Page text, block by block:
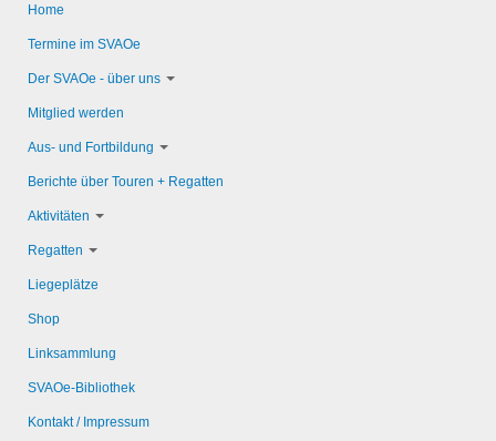
Home
Termine im SVAOe
Der SVAOe - über uns
Mitglied werden
Aus- und Fortbildung
Berichte über Touren + Regatten
Aktivitäten
Regatten
Liegeplätze
Shop
Linksammlung
SVAOe-Bibliothek
Kontakt / Impressum